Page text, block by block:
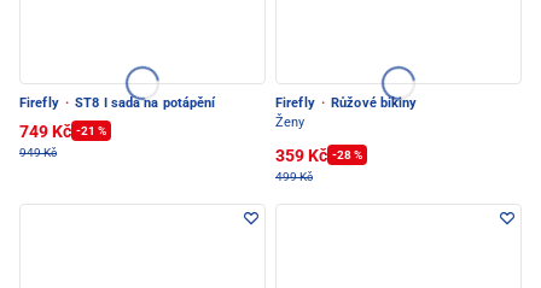
Firefly · ST8 I sada na potápění
749 Kč -21 %
949 Kč
Firefly · Růžové bikiny
Ženy
359 Kč -28 %
499 Kč